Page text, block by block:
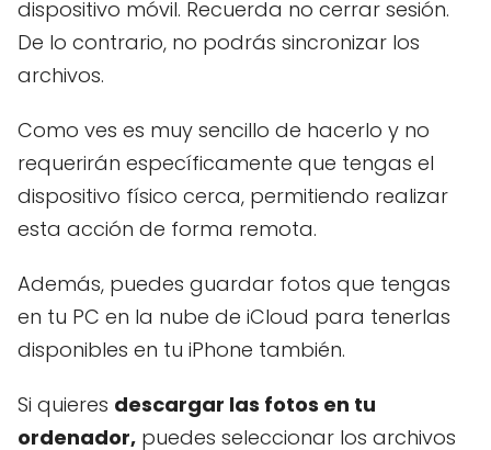
dispositivo móvil. Recuerda no cerrar sesión.
De lo contrario, no podrás sincronizar los
archivos.
Como ves es muy sencillo de hacerlo y no
requerirán específicamente que tengas el
dispositivo físico cerca, permitiendo realizar
esta acción de forma remota.
Además, puedes guardar fotos que tengas
en tu PC en la nube de iCloud para tenerlas
disponibles en tu iPhone también.
Si quieres descargar las fotos en tu
ordenador, puedes seleccionar los archivos